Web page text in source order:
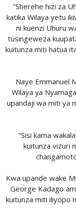
"Sherehe hizi za
katika Wilaya yetu
ni kuenzi Uhuru
tusingeweza
kuitunza miti hatua
Naye Emmanuel
Wilaya ya
upandaji wa miti ya
"Sisi kama
kuitunza vizuri
Kwa upande wake
George Kadago
kuitunza miti iliyopo